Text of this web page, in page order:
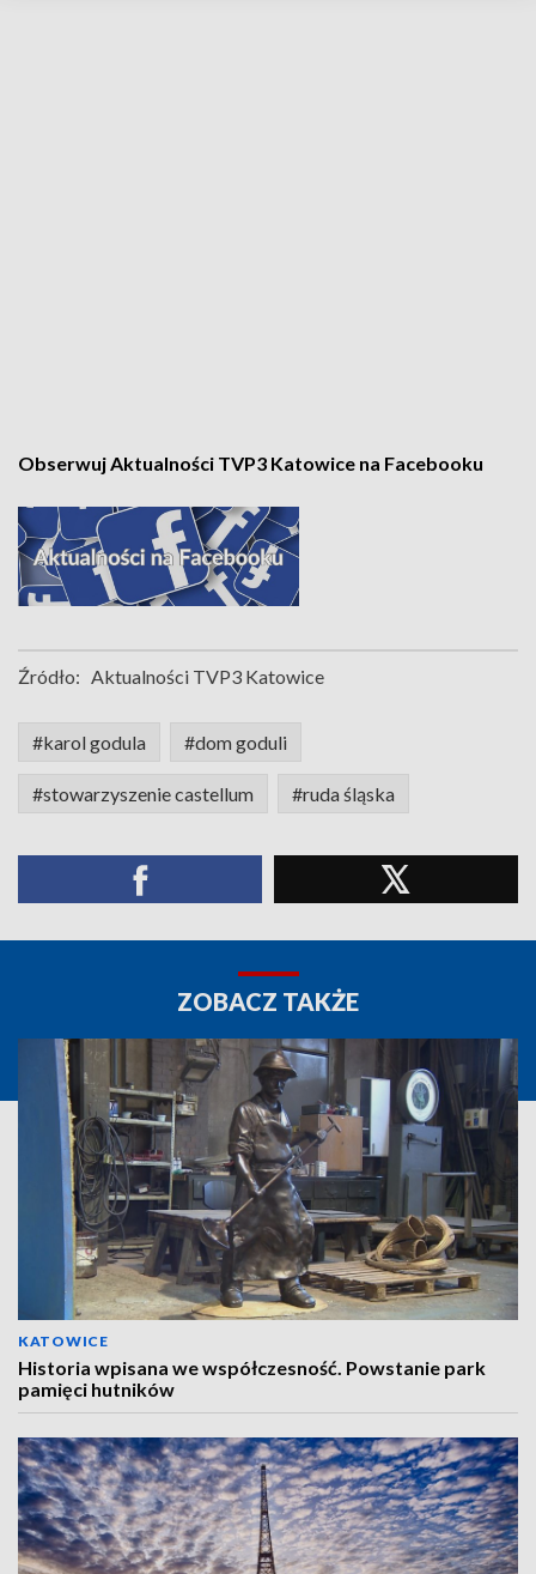
Obserwuj Aktualności TVP3 Katowice na Facebooku
Źródło: Aktualności TVP3 Katowice
#karol godula #dom goduli
#stowarzyszenie castellum #ruda śląska
ZOBACZ TAKŻE
KATOWICE
Historia wpisana we współczesność. Powstanie park
pamięci hutników